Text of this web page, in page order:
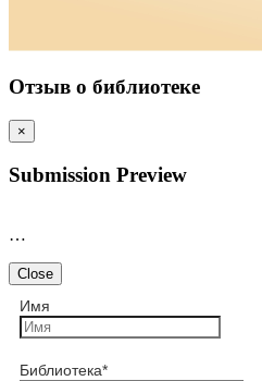
Отзыв о библиотеке
×
Submission Preview
…
Close
Имя
Библиотека*